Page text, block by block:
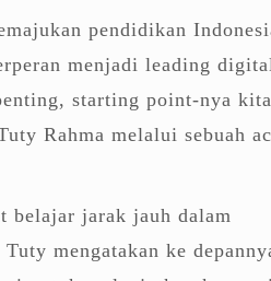
pendidikan
menjadi leading
starting point-nya kita
Rahma melalui sebuah
belajar jarak jauh dalam
mengatakan ke